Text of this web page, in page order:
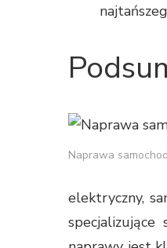
Naprawa
elektryczny,